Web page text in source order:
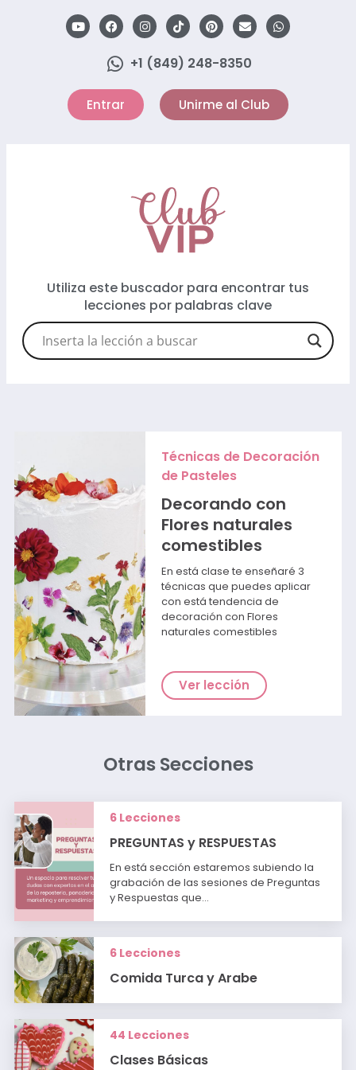
+1 (849) 248-8350
Entrar Unirme al Club
Utiliza este buscador para encontrar tus
lecciones por palabras clave
Técnicas de Decoración
de Pasteles
Decorando con
Flores naturales
comestibles
En está clase te enseñaré 3
técnicas que puedes aplicar
con está tendencia de
decoración con Flores
naturales comestibles
Ver lección
Otras Secciones
6 Lecciones
PREGUNTAS y RESPUESTAS
En está sección estaremos subiendo la
grabación de las sesiones de Preguntas
y Respuestas que…
6 Lecciones
Comida Turca y Arabe
44 Lecciones
Clases Básicas